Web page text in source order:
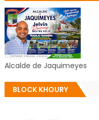
Alcalde de Jaquimeyes
BLOCK KHOURY